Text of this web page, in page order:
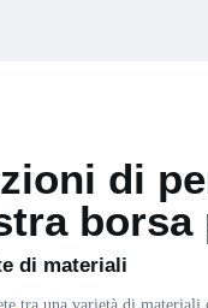
di
di materiali